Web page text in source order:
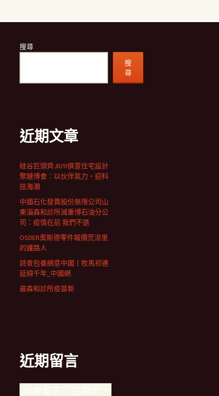
搜尋
搜
尋
近期文章
硅谷巨頭齊JIUYI俱意住宅設計
聚鏈博會：以伙伴氣力，迎科
技海潮
中國石化發賣股份無限公司山
東淄森和診所減重博石油分公
司：疫情在前 我們不退
OSDER奧斯德零件報價荒涼里
的護路人
詩查包養網意中國丨牧馬祁連
延綿千年_中國網
最森和診所疫苗新
近期留言
尚無留言可供顯示。